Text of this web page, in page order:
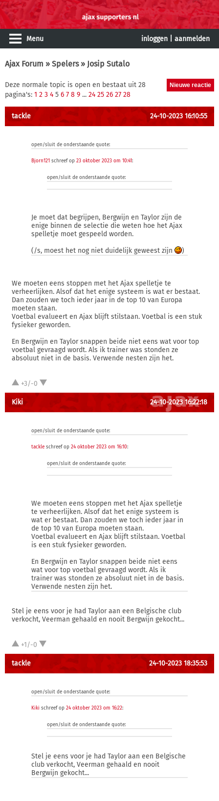
Menu inloggen aanmelden
Ajax Forum » Spelers» Josip Sutalo
Deze normale topic is open en bestaat uit 28
pagina's: 1 2 3 4 5 6 7 8 9 ... 24 25 26 27 28
tackle 24-10-2023 16:10:55
open/sluit de onderstaande quote:
Bjorn121 schreef op 23 oktober 2023 om 10:41:
open/sluit de onderstaande quote:
Je moet dat begrijpen, Bergwijn en Taylor zijn de
enige binnen de selectie die weten hoe het Ajax
spelletje moet gespeeld worden.
(/s, moest het nog niet duidelijk geweest zijn
)
We moeten eens stoppen met het Ajax spelletje te
verheerlijken. Alsof dat het enige systeem is wat er bestaat.
Dan zouden we toch ieder jaar in de top 10 van Europa
moeten staan.
Voetbal evalueert en Ajax blijft stilstaan. Voetbal is een stuk
fysieker geworden.
En Bergwijn en Taylor snappen beide niet eens wat voor top
voetbal gevraagd wordt. Als ik trainer was stonden ze
absoluut niet in de basis. Verwende nesten zijn het.
+3/-0
Kiki 24-10-2023 16:22:18
open/sluit de onderstaande quote:
tackle schreef op 24 oktober 2023 om 16:10:
open/sluit de onderstaande quote:
We moeten eens stoppen met het Ajax spelletje
te verheerlijken. Alsof dat het enige systeem is
wat er bestaat. Dan zouden we toch ieder jaar in
de top 10 van Europa moeten staan.
Voetbal evalueert en Ajax blijft stilstaan. Voetbal
is een stuk fysieker geworden.
En Bergwijn en Taylor snappen beide niet eens
wat voor top voetbal gevraagd wordt. Als ik
trainer was stonden ze absoluut niet in de basis.
Verwende nesten zijn het.
Stel je eens voor je had Taylor aan een Belgische club
verkocht, Veerman gehaald en nooit Bergwijn gekocht...
+1/-0
tackle 24-10-2023 18:35:53
open/sluit de onderstaande quote:
Kiki schreef op 24 oktober 2023 om 16:22:
open/sluit de onderstaande quote:
Stel je eens voor je had Taylor aan een Belgische
club verkocht, Veerman gehaald en nooit
Bergwijn gekocht...